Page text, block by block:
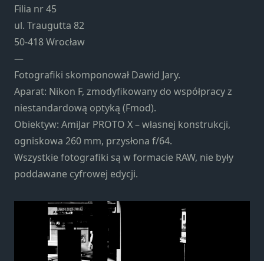
Filia nr 45
ul. Traugutta 82
50-418 Wrocław
—
Fotografiki skomponował Dawid Jary.
Aparat: Nikon F, zmodyfikowany do współpracy z
niestandardową optyką (Fmod).
Obiektyw: AmiJar PROTO X – własnej konstrukcji,
ogniskowa 260 mm, przysłona f/64.
Wszystkie fotografiki są w formacie RAW, nie były
poddawane cyfrowej edycji.
Abyśmy mogli
poprawić
funkcjonalność
i strukturę
strony
internetowej,
na podstawie
tego, jak
Doświadczenie
Aby nasza